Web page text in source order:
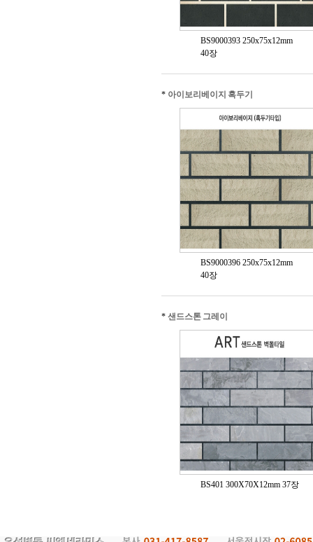
BS9000393 250x75x12mm
40장
* 아이보리베이지 혹두기
BS9000396 250x75x12mm
40장
* 샌드스톤 그레이
BS401 300X70X12mm 37장